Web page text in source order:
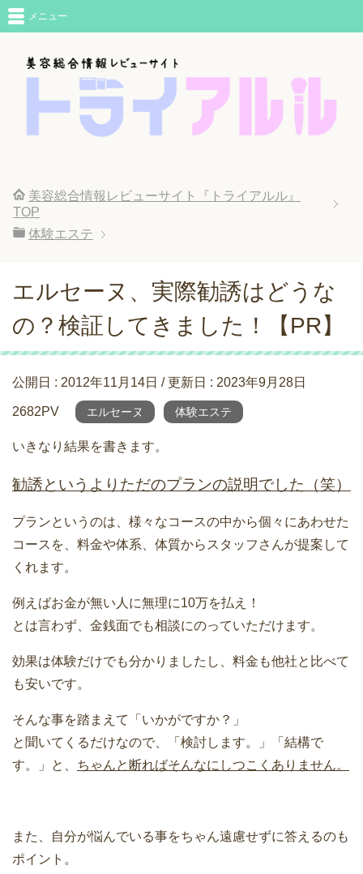
メニュー
美容総合情報レビューサイト『トライアルル』
TOP
体験エステ
エルセーヌ、実際勧誘はどうな
の？検証してきました！【PR】
公開日 : 2012年11月14日 / 更新日 : 2023年9月28日
2682PV エルセーヌ 体験エステ
いきなり結果を書きます。
勧誘というよりただのプランの説明でした（笑）
プランというのは、様々なコースの中から個々にあわせた
コースを、料金や体系、体質からスタッフさんが提案して
くれます。
例えばお金が無い人に無理に10万を払え！
とは言わず、金銭面でも相談にのっていただけます。
効果は体験だけでも分かりましたし、料金も他社と比べて
も安いです。
そんな事を踏まえて「いかがですか？」
と聞いてくるだけなので、「検討します。」「結構で
す。」と、 ちゃんと断ればそんなにしつこくありません。
また、自分が悩んでいる事をちゃん遠慮せずに答えるのも
ポイント。